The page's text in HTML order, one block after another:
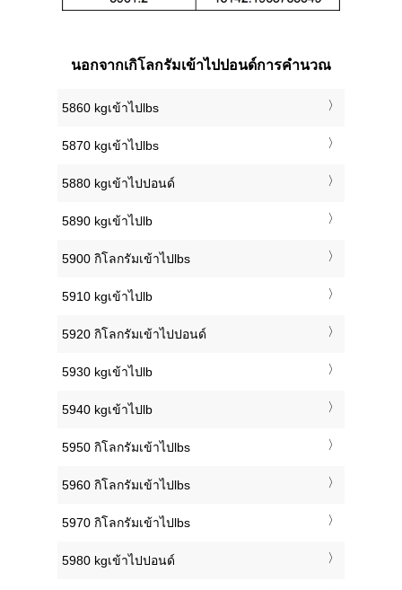
นอกจากเกิโลกรัมเข้าไปปอนด์การคำนวณ
5860 kgเข้าไปlbs
5870 kgเข้าไปlbs
5880 kgเข้าไปปอนด์
5890 kgเข้าไปlb
5900 กิโลกรัมเข้าไปlbs
5910 kgเข้าไปlb
5920 กิโลกรัมเข้าไปปอนด์
5930 kgเข้าไปlb
5940 kgเข้าไปlb
5950 กิโลกรัมเข้าไปlbs
5960 กิโลกรัมเข้าไปlbs
5970 กิโลกรัมเข้าไปlbs
5980 kgเข้าไปปอนด์